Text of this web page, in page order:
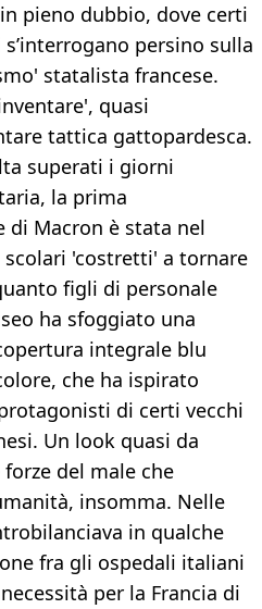
pieno dubbio, dove certi
persino sulla
statalista francese.
quasi
tattica gattopardesca.
superati i giorni
la prima
di Macron è stata nel
'costretti' a tornare
figli di personale
ha sfoggiato una
integrale blu
che ha ispirato
di certi vecchi
Un look quasi da
del male che
insomma. Nelle
in qualche
fra gli ospedali italiani
per la Francia di